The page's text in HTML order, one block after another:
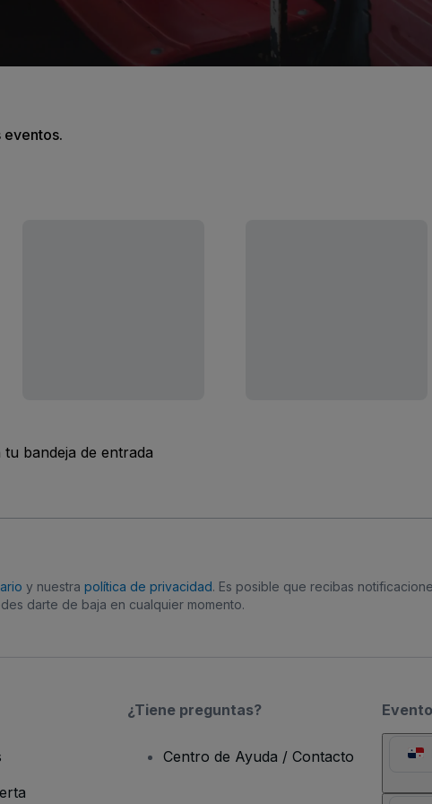
eventos.
bandeja de entrada
y nuestra política de privacidad. Es posible que recibas
darte de baja en cualquier momento.
¿Tiene preguntas?
Centro de Ayuda / Contacto